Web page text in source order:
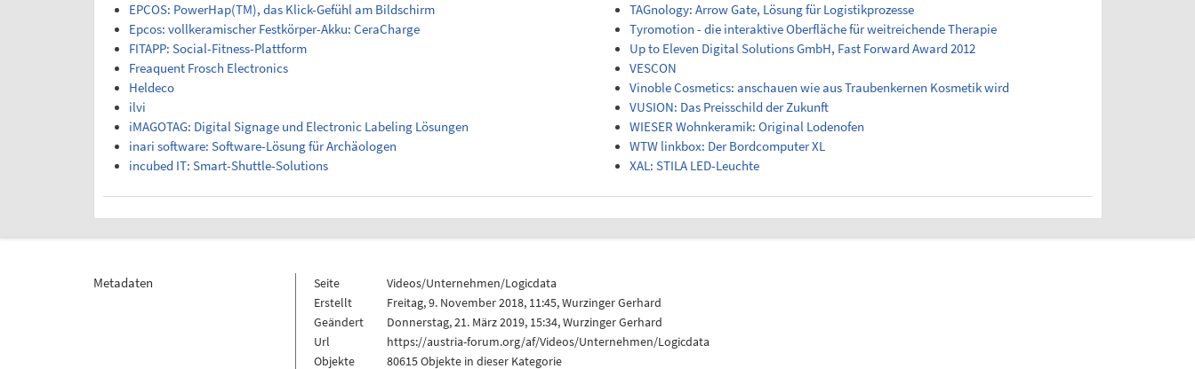
EPCOS: PowerHap(TM), das Klick-Gefühl am Bildschirm
Epcos: vollkeramischer Festkörper-Akku: CeraCharge
FITAPP: Social-Fitness-Plattform
Freaquent Frosch Electronics
Heldeco
ilvi
iMAGOTAG: Digital Signage und Electronic Labeling Lösungen
inari software: Software-Lösung für Archäologen
incubed IT: Smart-Shuttle-Solutions
TAGnology: Arrow Gate, Lösung für Logistikprozesse
Tyromotion - die interaktive Oberfläche für weitreichende Therapie
Up to Eleven Digital Solutions GmbH, Fast Forward Award 2012
VESCON
Vinoble Cosmetics: anschauen wie aus Traubenkernen Kosmetik wird
VUSION: Das Preisschild der Zukunft
WIESER Wohnkeramik: Original Lodenofen
WTW linkbox: Der Bordcomputer XL
XAL: STILA LED-Leuchte
Metadaten Seite
Videos/Unternehmen/Logicdata
Erstellt
Freitag, 9. November 2018, 11:45,Wurzinger Gerhard
Geändert
Donnerstag, 21. März 2019, 15:34,Wurzinger Gerhard
Url
https://austria-forum.org/af/Videos/Unternehmen/Logicdata
Objekte
80615 Objekte in dieser Kategorie